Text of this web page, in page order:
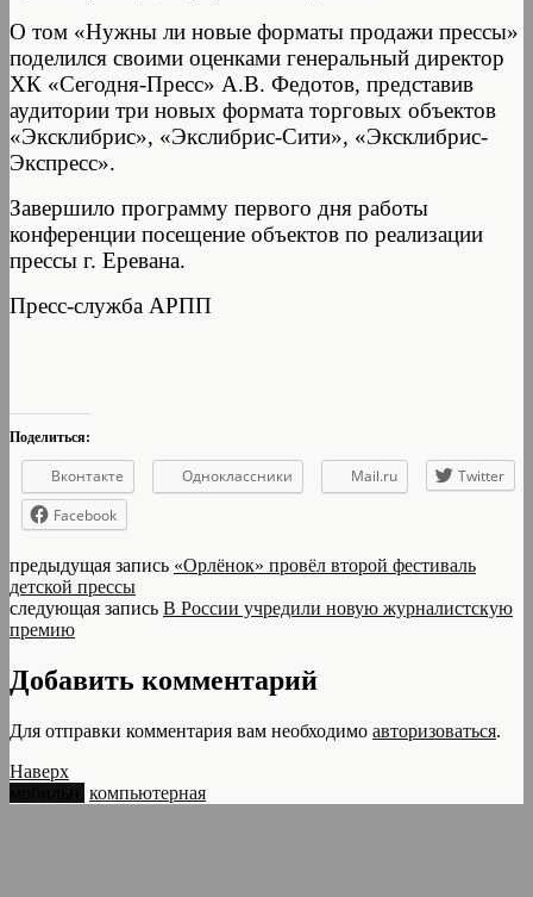
О том «Нужны ли новые форматы продажи прессы»
поделился своими оценками генеральный директор
ХК «Сегодня-Пресс» А.В. Федотов, представив
аудитории три новых формата торговых объектов
«Эксклибрис», «Экслибрис-Сити», «Эксклибрис-
Экспресс».
Завершило программу первого дня работы
конференции посещение объектов по реализации
прессы г. Еревана.
Пресс-служба АРПП
Поделиться:
Вконтакте Одноклассники Mail.ru
Twitter
Facebook
предыдущая запись «Орлёнок» провёл второй фестиваль
детской прессы
следующая запись В России учредили новую журналистскую
премию
Добавить комментарий
Для отправки комментария вам необходимо авторизоваться.
Наверх
компьютерная